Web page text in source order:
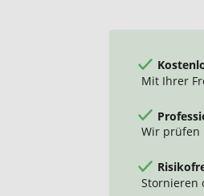
Mit Ihrer
Wir prüfen
Stornieren